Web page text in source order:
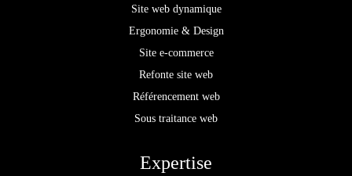
Site web dynamique
Ergonomie & Design
Site e-commerce
Refonte site web
Référencement web
Sous traitance web
Expertise